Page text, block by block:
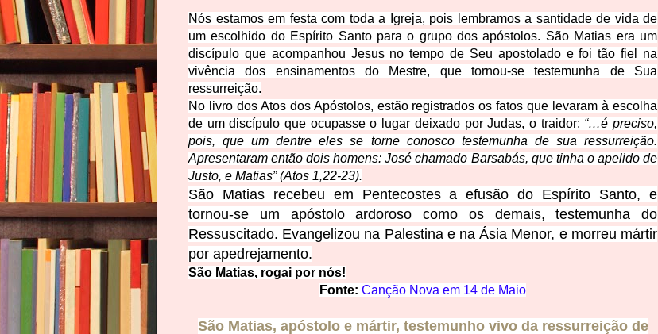
Nós estamos em festa com toda a Igreja, pois lembramos a santidade de vida de
um escolhido do Espírito Santo para o grupo dos apóstolos. São Matias era um
discípulo que acompanhou Jesus no tempo de Seu apostolado e foi tão fiel na
vivência dos ensinamentos do Mestre, que tornou-se testemunha de Sua
ressurreição.
No livro dos Atos dos Apóstolos, estão registrados os fatos que levaram à escolha
de um discípulo que ocupasse o lugar deixado por Judas, o traidor: “…é preciso,
pois, que um dentre eles se torne conosco testemunha de sua ressurreição.
Apresentaram então dois homens: José chamado Barsabás, que tinha o apelido de
Justo, e Matias” (Atos 1,22-23).
São Matias recebeu em Pentecostes a efusão do Espírito Santo, e
tornou-se um apóstolo ardoroso como os demais, testemunha do
Ressuscitado. Evangelizou na Palestina e na Ásia Menor, e morreu mártir
por apedrejamento.
São Matias, rogai por nós!
Fonte: Canção Nova em 14 de Maio
São Matias, apóstolo e mártir, testemunho vivo da ressurreição de